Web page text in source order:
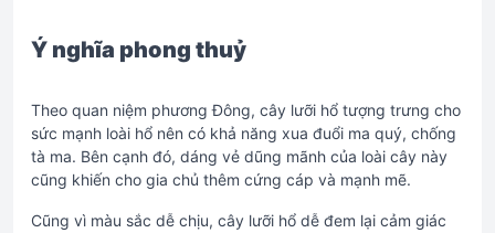
Ý nghĩa phong thuỷ
Theo quan niệm phương Đông, cây lưỡi hổ tượng trưng cho
sức mạnh loài hổ nên có khả năng xua đuổi ma quý, chống
tà ma. Bên cạnh đó, dáng vẻ dũng mãnh của loài cây này
cũng khiến cho gia chủ thêm cứng cáp và mạnh mẽ.
Cũng vì màu sắc dễ chịu, cây lưỡi hổ dễ đem lại cảm giác